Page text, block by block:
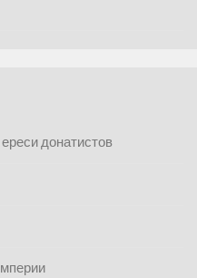
донатистов